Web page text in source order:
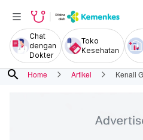
Chat
dengan
Dokter
Toko
Kesehatan
search Home Artikel Kenali